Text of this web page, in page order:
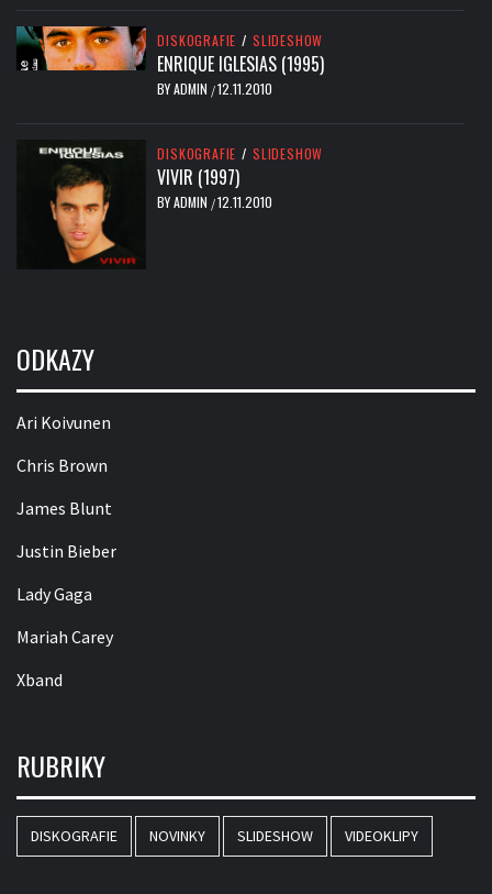
DISKOGRAFIE / SLIDESHOW
ENRIQUE IGLESIAS (1995)
BYADMIN /12.11.2010
DISKOGRAFIE / SLIDESHOW
VIVIR (1997)
BYADMIN /12.11.2010
ODKAZY
Ari Koivunen
Chris Brown
James Blunt
Justin Bieber
Lady Gaga
Mariah Carey
Xband
RUBRIKY
DISKOGRAFIE NOVINKY SLIDESHOW VIDEOKLIPY